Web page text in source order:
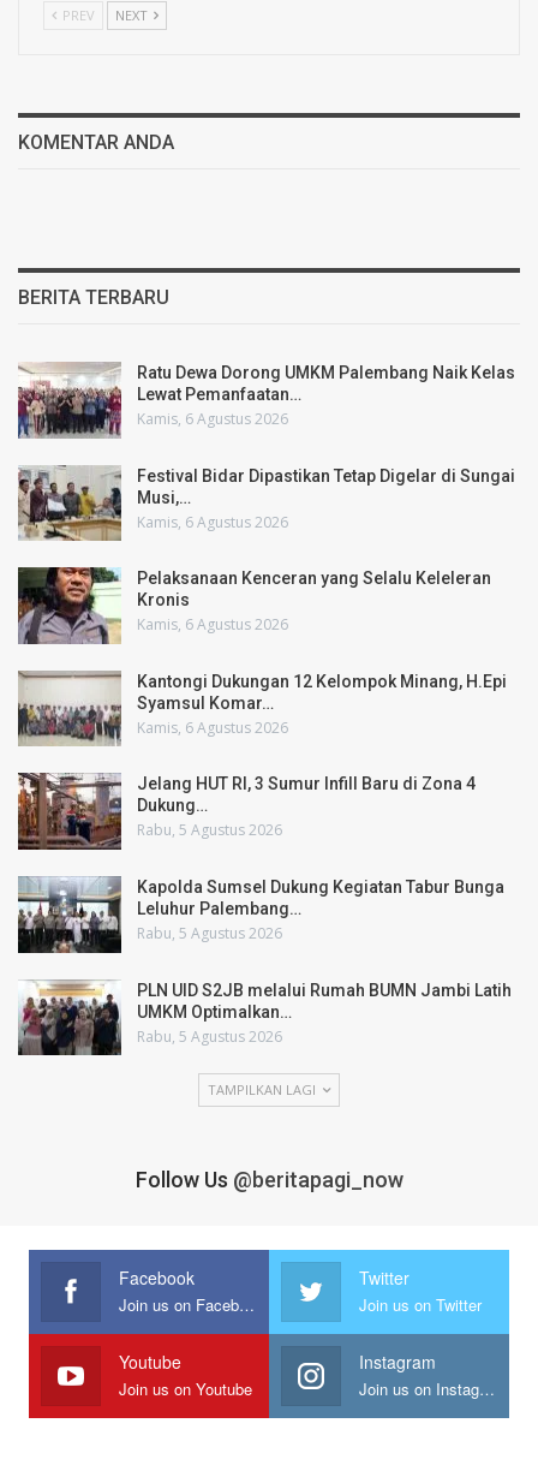
PREV NEXT
KOMENTAR ANDA
BERITA TERBARU
Ratu Dewa Dorong UMKM Palembang Naik Kelas
Lewat Pemanfaatan…
Kamis, 6 Agustus 2026
Festival Bidar Dipastikan Tetap Digelar di Sungai
Musi,…
Kamis, 6 Agustus 2026
Pelaksanaan Kenceran yang Selalu Keleleran
Kronis
Kamis, 6 Agustus 2026
Kantongi Dukungan 12 Kelompok Minang, H.Epi
Syamsul Komar…
Kamis, 6 Agustus 2026
Jelang HUT RI, 3 Sumur Infill Baru di Zona 4
Dukung…
Rabu, 5 Agustus 2026
Kapolda Sumsel Dukung Kegiatan Tabur Bunga
Leluhur Palembang…
Rabu, 5 Agustus 2026
PLN UID S2JB melalui Rumah BUMN Jambi Latih
UMKM Optimalkan…
Rabu, 5 Agustus 2026
TAMPILKAN LAGI
Follow Us @beritapagi_now
Facebook
Join us on Facebook
Twitter
Join us on Twitter
Youtube
Join us on Youtube
Instagram
Join us on Instagram